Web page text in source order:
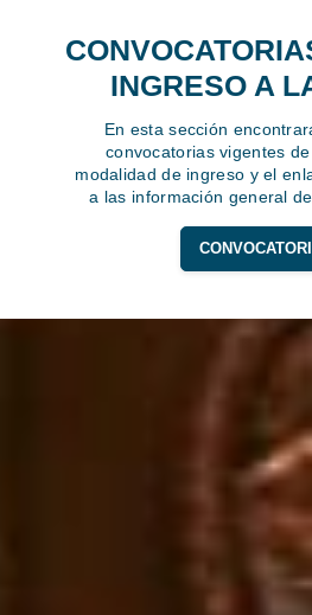
INGRESO A
En esta sección
convocatorias vigentes
modalidad de ingreso y el
a las información general